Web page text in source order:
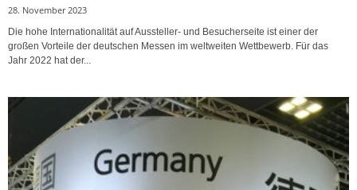
28. November 2023
Die hohe Internationalität auf Aussteller- und Besucherseite ist einer der
großen Vorteile der deutschen Messen im weltweiten Wettbewerb. Für das
Jahr 2022 hat der...